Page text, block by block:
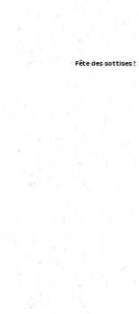
Fête des sottises !